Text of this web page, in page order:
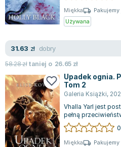
Barbara Wrzesińska
Terry Pratchett
Lorraine Warren
Ajahn Brahm
Jacek Walkiewicz
Miękka
Używana
31.63 zł dobry
58.28złtaniej o 26.65 zł
Upadek ognia.
Tom 2
Galeria Książki,
Vhalla Yarl jest
pełną
czarodziejki, a
Miękka
Pakujemy